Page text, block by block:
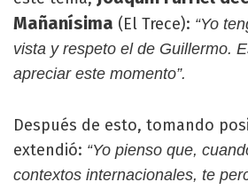
Mañanísima (El Trece): “Yo
vista y respeto el de Guillermo.
apreciar este momento”.
Después de esto, tomando
extendió: “Yo pienso que,
contextos internacionales, te